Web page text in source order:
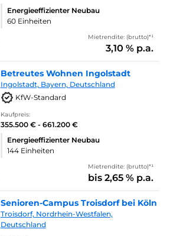
Energieeffizienter Neubau
60 Einheiten
Mietrendite: (brutto)*¹
3,10 % p.a.
Betreutes Wohnen Ingolstadt
Ingolstadt, Bayern, Deutschland
KfW-Standard
Kaufpreis:
355.500 € - 661.200 €
Energieeffizienter Neubau
144 Einheiten
Mietrendite: (brutto)*¹
bis 2,65 % p.a.
Senioren-Campus Troisdorf bei Köln
Troisdorf, Nordrhein-Westfalen,
Deutschland